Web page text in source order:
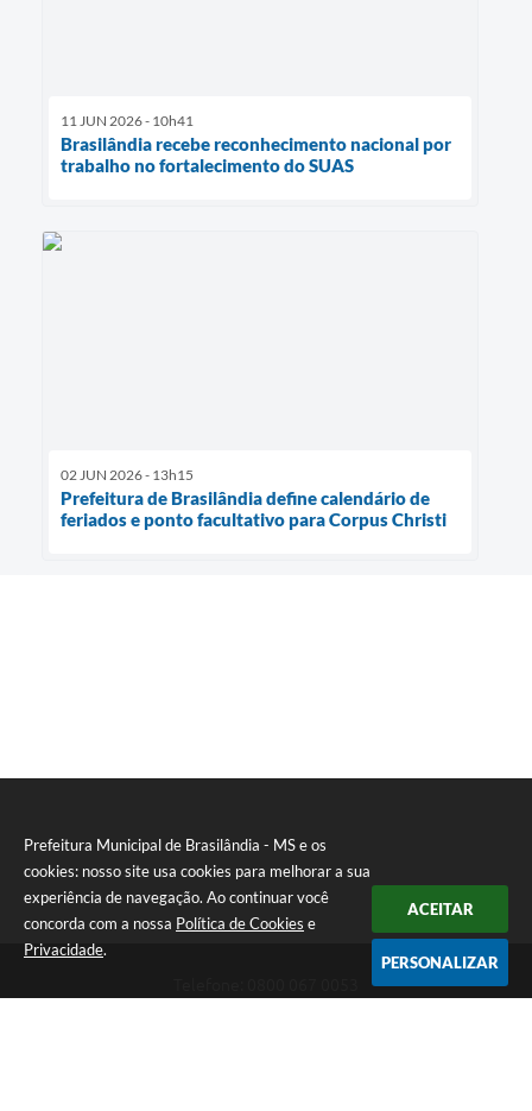
Prefeitura Municipal de Brasilândia - MS e os
cookies: nosso site usa cookies para melhorar a sua
experiência de navegação. Ao continuar você
concorda com a nossa Política de Cookies e
Privacidade.
ACEITAR
PERSONALIZAR
11 JUN 2026 - 10h41
Brasilândia recebe reconhecimento nacional por
trabalho no fortalecimento do SUAS
02 JUN 2026 - 13h15
Prefeitura de Brasilândia define calendário de
feriados e ponto facultativo para Corpus Christi